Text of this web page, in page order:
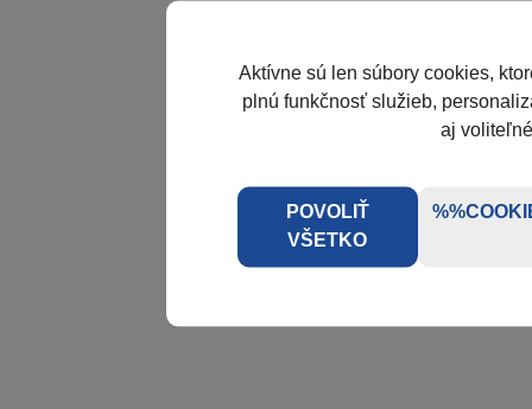
Aktívne sú len súbory cookies,
plnú funkčnosť služieb,
aj
POVOLIŤ
VŠETKO